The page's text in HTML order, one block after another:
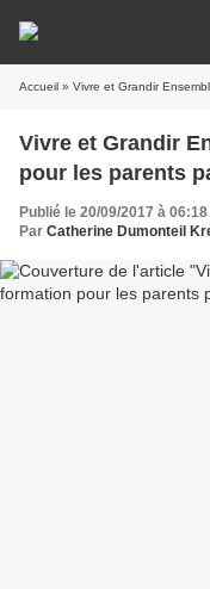
Accueil » Vivre et Grandir
Vivre et Grandir
pour les parents
Publié le 20/09/2017 à 06:18
Par Catherine Dumonteil